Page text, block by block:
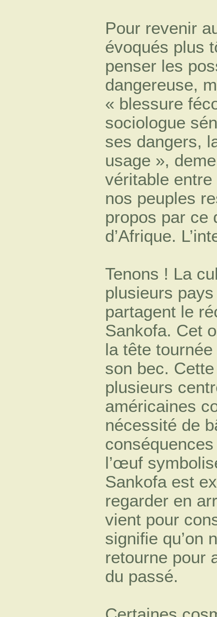
Pour revenir
évoqués plus
penser les
dangereuse,
« blessure
sociologue
ses dangers,
usage »,
véritable
nos peuples
propos par ce
d’Afrique.
Tenons ! La
plusieurs pays
partagent le
Sankofa. Cet
la tête
son bec.
plusieurs
américaines
nécessité de
l’œuf
Sankofa est
regarder en
vient pour
signifie qu’on
retourne pour
du passé.